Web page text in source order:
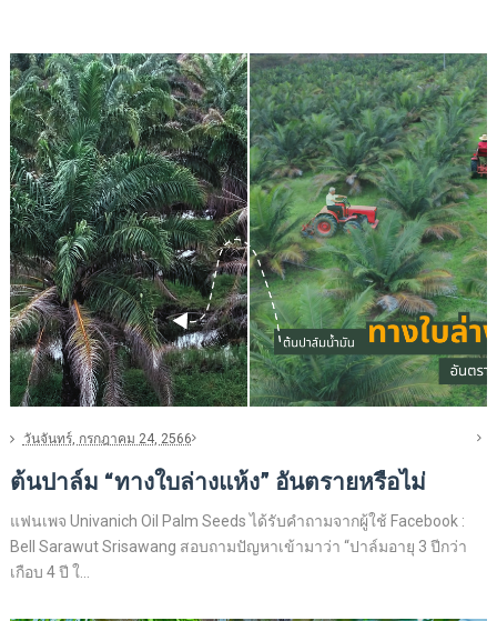
วันจันทร์, กรกฎาคม 24, 2566
ต้นปาล์ม “ทางใบล่างแห้ง” อันตรายหรือไม่
แฟนเพจ Univanich Oil Palm Seeds ได้รับคำถามจากผู้ใช้ Facebook :
Bell Sarawut Srisawang สอบถามปัญหาเข้ามาว่า “ปาล์มอายุ 3 ปีกว่า
เกือบ 4 ปี ใ...